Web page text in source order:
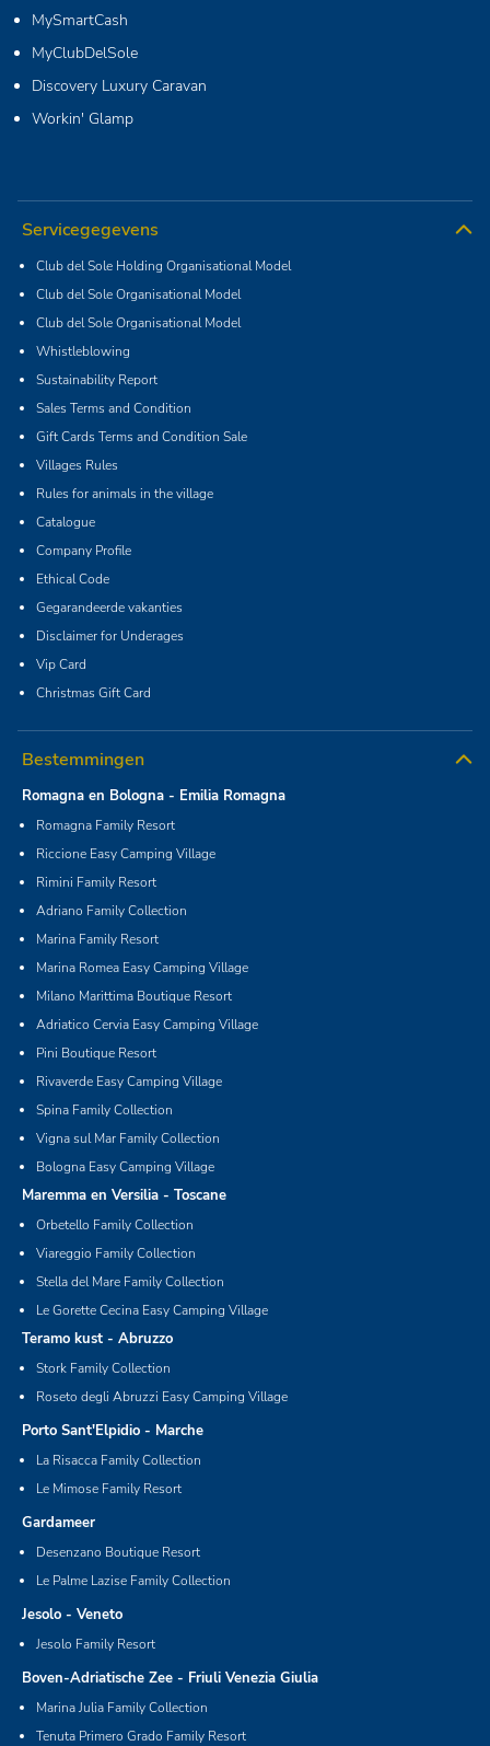
MySmartCash
MyClubDelSole
Discovery Luxury Caravan
Workin' Glamp
Servicegegevens
Club del Sole Holding Organisational Model
Club del Sole Organisational Model
Club del Sole Organisational Model
Whistleblowing
Sustainability Report
Sales Terms and Condition
Gift Cards Terms and Condition Sale
Villages Rules
Rules for animals in the village
Catalogue
Company Profile
Ethical Code
Gegarandeerde vakanties
Disclaimer for Underages
Vip Card
Christmas Gift Card
Bestemmingen
Romagna en Bologna - Emilia Romagna
Romagna Family Resort
Riccione Easy Camping Village
Rimini Family Resort
Adriano Family Collection
Marina Family Resort
Marina Romea Easy Camping Village
Milano Marittima Boutique Resort
Adriatico Cervia Easy Camping Village
Pini Boutique Resort
Rivaverde Easy Camping Village
Spina Family Collection
Vigna sul Mar Family Collection
Bologna Easy Camping Village
Maremma en Versilia - Toscane
Orbetello Family Collection
Viareggio Family Collection
Stella del Mare Family Collection
Le Gorette Cecina Easy Camping Village
Teramo kust - Abruzzo
Stork Family Collection
Roseto degli Abruzzi Easy Camping Village
Porto Sant'Elpidio - Marche
La Risacca Family Collection
Le Mimose Family Resort
Gardameer
Desenzano Boutique Resort
Le Palme Lazise Family Collection
Jesolo - Veneto
Jesolo Family Resort
Boven-Adriatische Zee - Friuli Venezia Giulia
Marina Julia Family Collection
Tenuta Primero Grado Family Resort